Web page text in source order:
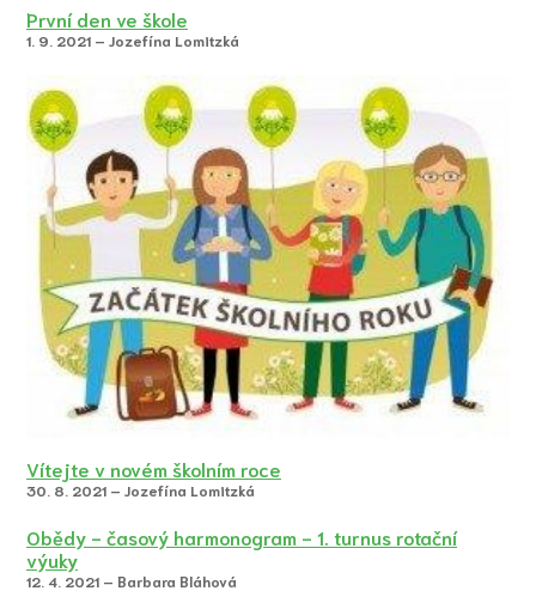
První den ve škole
1. 9. 2021 – Jozefína Lomitzká
Vítejte v novém školním roce
30. 8. 2021 – Jozefína Lomitzká
Obědy - časový harmonogram - 1. turnus rotační
výuky
12. 4. 2021 – Barbara Bláhová